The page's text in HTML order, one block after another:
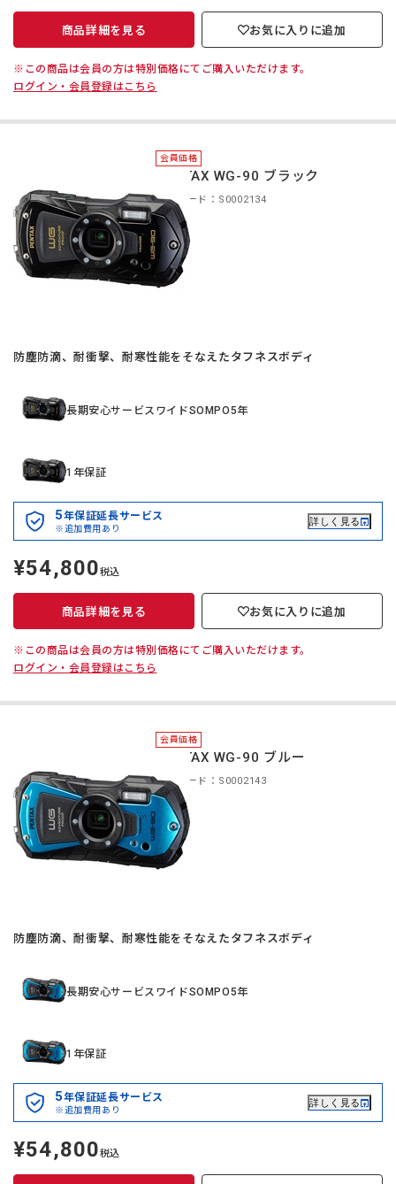
商品詳細を見る お気に入りに追加
※この商品は会員の方は特別価格にてご購入いただけます。
ログイン・会員登録はこちら
会員価格
PENTAX WG-90 ブラック
商品コード：S0002134
防塵防滴、耐衝撃、耐寒性能をそなえたタフネスボディ
長期安心サービスワイドSOMPO5年
1年保証
5年保証延長サービス
※追加費用あり
詳しく見る
定
価
¥54,800税込
商品詳細を見る お気に入りに追加
※この商品は会員の方は特別価格にてご購入いただけます。
ログイン・会員登録はこちら
会員価格
PENTAX WG-90 ブルー
商品コード：S0002143
防塵防滴、耐衝撃、耐寒性能をそなえたタフネスボディ
長期安心サービスワイドSOMPO5年
1年保証
5年保証延長サービス
※追加費用あり
詳しく見る
定
価
¥54,800税込